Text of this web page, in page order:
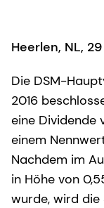
Heerlen, NL,
Die DSM-
2016
eine Dividende
einem
Nachdem im
in Höhe von
wurde, wird die